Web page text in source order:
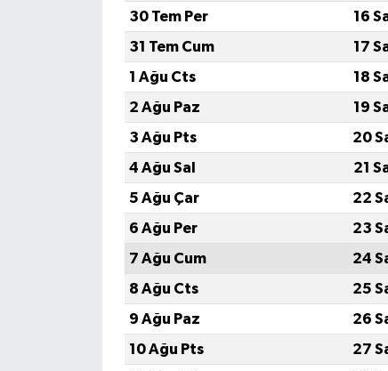
30 Tem Per
16
31 Tem Cum
17
1 Ağu Cts
18
2 Ağu Paz
19
3 Ağu Pts
20
4 Ağu Sal
21
5 Ağu Çar
22
6 Ağu Per
23
7 Ağu Cum
24
8 Ağu Cts
25
9 Ağu Paz
26
10 Ağu Pts
27